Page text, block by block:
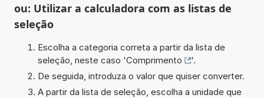
ou: Utilizar a calculadora com as listas de
seleção
Escolha a categoria correta a partir da lista de
seleção, neste caso 'Comprimento
'.
De seguida, introduza o valor que quiser converter.
A partir da lista de seleção, escolha a unidade que